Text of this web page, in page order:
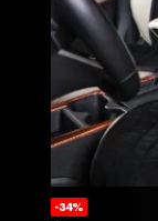
-34%